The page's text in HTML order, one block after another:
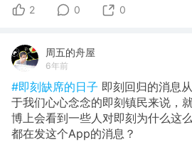
2 0 0
周五的舟屋
6年前
#即刻缺席的日子 即刻回归的消息
于我们心心念念的即刻镇民来说，
博上会看到一些人对即刻为什么这
都在发这个App的消息？